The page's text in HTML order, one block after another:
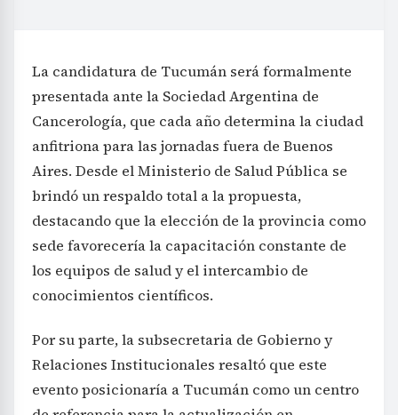
La candidatura de Tucumán será formalmente
presentada ante la Sociedad Argentina de
Cancerología, que cada año determina la ciudad
anfitriona para las jornadas fuera de Buenos
Aires. Desde el Ministerio de Salud Pública se
brindó un respaldo total a la propuesta,
destacando que la elección de la provincia como
sede favorecería la capacitación constante de
los equipos de salud y el intercambio de
conocimientos científicos.
Por su parte, la subsecretaria de Gobierno y
Relaciones Institucionales resaltó que este
evento posicionaría a Tucumán como un centro